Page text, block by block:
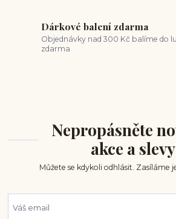
Dárkové balení zdarma
Objednávky nad 300 Kč balíme do
zdarma
Nepropásněte
akce a
Můžete se kdykoli odhlásit. Zasíláme